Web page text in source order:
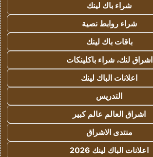
شراء باك لينك
شراء روابط نصية
باقات باك لينك
اشراق لنك، شراء باكلينكات
اعلانات الباك لينك
التدريس
اشراق العالم عالم كبير
منتدى الاشراق
اعلانات الباك لينك 2026